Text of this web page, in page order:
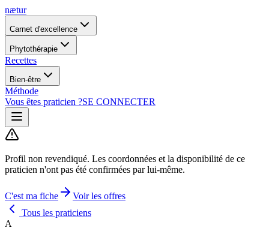
nætur
Carnet d'excellence
Phytothérapie
Recettes
Bien-être
Méthode
Vous êtes praticien ?SE CONNECTER
Profil non revendiqué. Les coordonnées et la disponibilité de ce
praticien n'ont pas été confirmées par lui-même.
C'est ma fiche
Voir les offres
Tous les praticiens
A